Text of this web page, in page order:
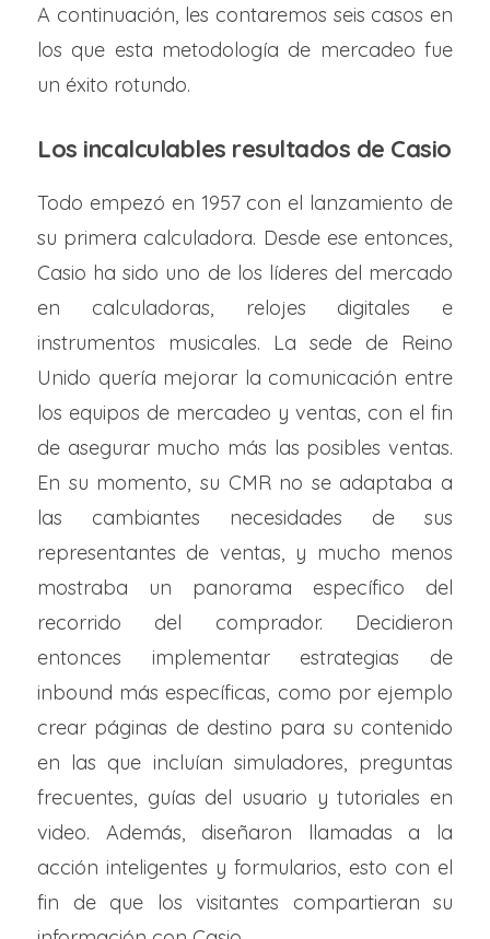
A continuación, les contaremos seis casos en
los que esta metodología de mercadeo fue
un éxito rotundo.
Los incalculables resultados de Casio
Todo empezó en 1957 con el lanzamiento de
su primera calculadora. Desde ese entonces,
Casio ha sido uno de los líderes del mercado
en calculadoras, relojes digitales e
instrumentos musicales. La sede de Reino
Unido quería mejorar la comunicación entre
los equipos de mercadeo y ventas, con el fin
de asegurar mucho más las posibles ventas.
En su momento, su CMR no se adaptaba a
las cambiantes necesidades de sus
representantes de ventas, y mucho menos
mostraba un panorama específico del
recorrido del comprador. Decidieron
entonces implementar estrategias de
inbound más específicas, como por ejemplo
crear páginas de destino para su contenido
en las que incluían simuladores, preguntas
frecuentes, guías del usuario y tutoriales en
video. Además, diseñaron llamadas a la
acción inteligentes y formularios, esto con el
fin de que los visitantes compartieran su